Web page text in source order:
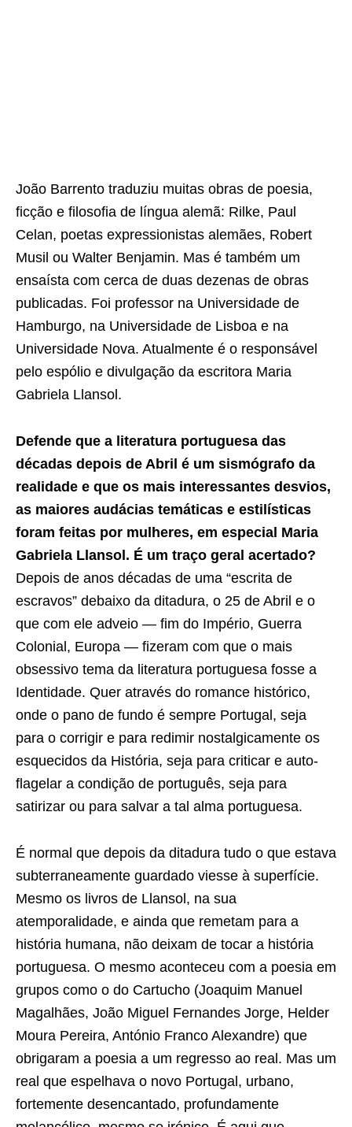
João Barrento traduziu muitas obras de poesia,
ficção e filosofia de língua alemã: Rilke, Paul
Celan, poetas expressionistas alemães, Robert
Musil ou Walter Benjamin. Mas é também um
ensaísta com cerca de duas dezenas de obras
publicadas. Foi professor na Universidade de
Hamburgo, na Universidade de Lisboa e na
Universidade Nova. Atualmente é o responsável
pelo espólio e divulgação da escritora Maria
Gabriela Llansol.
Defende que a literatura portuguesa das
décadas depois de Abril é um sismógrafo da
realidade e que os mais interessantes desvios,
as maiores audácias temáticas e estilísticas
foram feitas por mulheres, em especial Maria
Gabriela Llansol. É um traço geral acertado?
Depois de anos décadas de uma “escrita de
escravos” debaixo da ditadura, o 25 de Abril e o
que com ele adveio — fim do Império, Guerra
Colonial, Europa — fizeram com que o mais
obsessivo tema da literatura portuguesa fosse a
Identidade. Quer através do romance histórico,
onde o pano de fundo é sempre Portugal, seja
para o corrigir e para redimir nostalgicamente os
esquecidos da História, seja para criticar e auto-
flagelar a condição de português, seja para
satirizar ou para salvar a tal alma portuguesa.
É normal que depois da ditadura tudo o que estava
subterraneamente guardado viesse à superfície.
Mesmo os livros de Llansol, na sua
atemporalidade, e ainda que remetam para a
história humana, não deixam de tocar a história
portuguesa. O mesmo aconteceu com a poesia em
grupos como o do Cartucho (Joaquim Manuel
Magalhães, João Miguel Fernandes Jorge, Helder
Moura Pereira, António Franco Alexandre) que
obrigaram a poesia a um regresso ao real. Mas um
real que espelhava o novo Portugal, urbano,
fortemente desencantado, profundamente